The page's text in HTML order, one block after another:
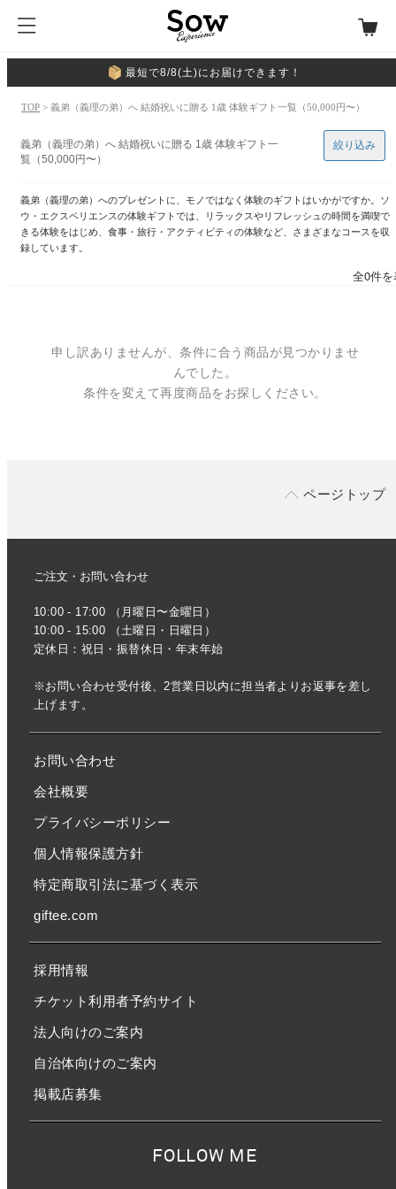
最短で8/8(土)にお届けできます！
TOP > 義弟（義理の弟）へ 結婚祝いに贈る 1歳 体験ギフト一覧（50,000円〜）
義弟（義理の弟）へ 結婚祝いに贈る 1歳 体験ギフト一
覧（50,000円〜）
義弟（義理の弟）へのプレゼントに、モノではなく体験のギフトはいかがですか。ソ
ウ・エクスペリエンスの体験ギフトでは、リラックスやリフレッシュの時間を満喫で
きる体験をはじめ、食事・旅行・アクティビティの体験など、さまざまなコースを収
録しています。
絞り込み
全0件
申し訳ありませんが、条件に合う商品が見つかりませ
んでした。
条件を変えて再度商品をお探しください。
ページトップ
ご注文・お問い合わせ
10:00 - 17:00 （月曜日〜金曜日）
10:00 - 15:00 （土曜日・日曜日）
定休日：祝日・振替休日・年末年始
※お問い合わせ受付後、2営業日以内に担当者よりお返事を差し
上げます。
お問い合わせ
会社概要
プライバシーポリシー
個人情報保護方針
特定商取引法に基づく表示
giftee.com
採用情報
チケット利用者予約サイト
法人向けのご案内
自治体向けのご案内
掲載店募集
FOLLOW ME